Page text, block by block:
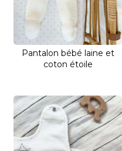
Pantalon bébé laine et
coton étoile